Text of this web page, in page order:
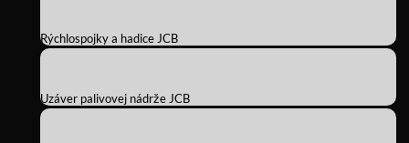
Rýchlospojky a hadice JCB
Uzáver palivovej nádrže JCB